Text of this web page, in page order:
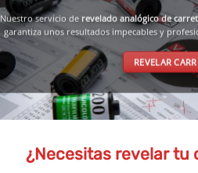
Nuestro servicio de revelado analógico de
garantiza unos resultados impecables y
REVELAR
¿Necesitas revelar tu